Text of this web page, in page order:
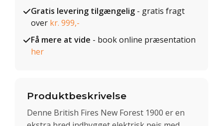
Gratis levering tilgængelig - gratis fragt
over kr. 999,-
Få mere at vide - book online præsentation
her
Produktbeskrivelse
Denne British Fires New Forest 1900 er en